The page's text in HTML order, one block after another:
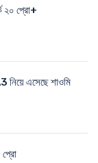
২০ প্রো+
নিয়ে এসেছে শাওমি
প্রো